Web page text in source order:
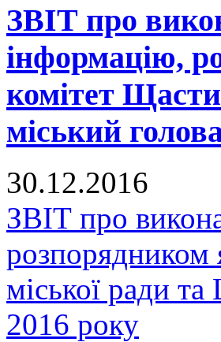
ЗВІТ про
інформацію,
комітет
міський
30.12.2016
ЗВІТ про
розпорядником
міської ради
2016 року